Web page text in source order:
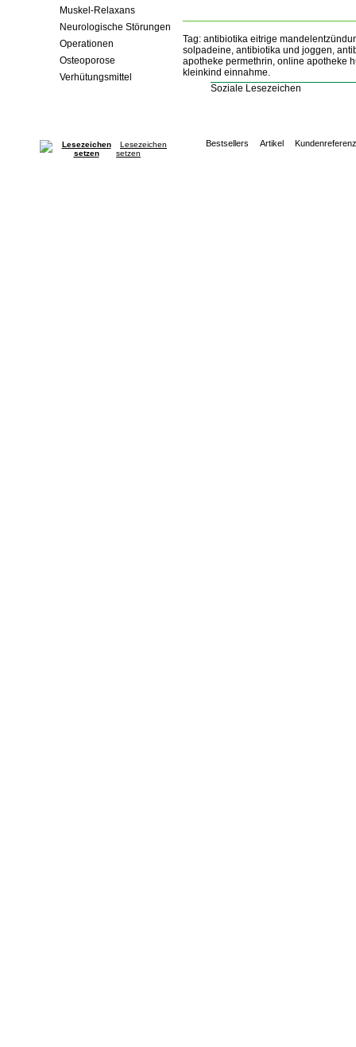
Muskel-Relaxans
Neurologische Störungen
Operationen
Osteoporose
Verhütungsmittel
Tag: antibiotika eitrige
solpadeine, antibiotika und joggen,
apotheke permethrin, online apotheke
kleinkind einnahme.
Soziale Lesezeichen
Lesezeichen
setzen
Bestsellers Artikel